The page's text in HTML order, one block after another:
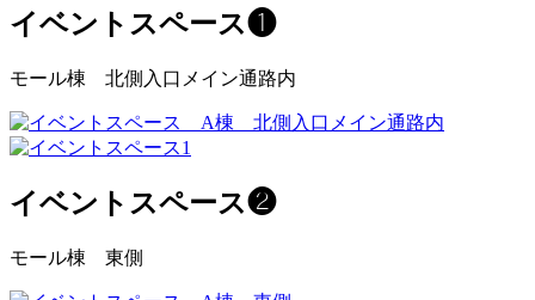
イベントスペース❶
モール棟 北側入口メイン通路内
イベントスペース❷
モール棟 東側